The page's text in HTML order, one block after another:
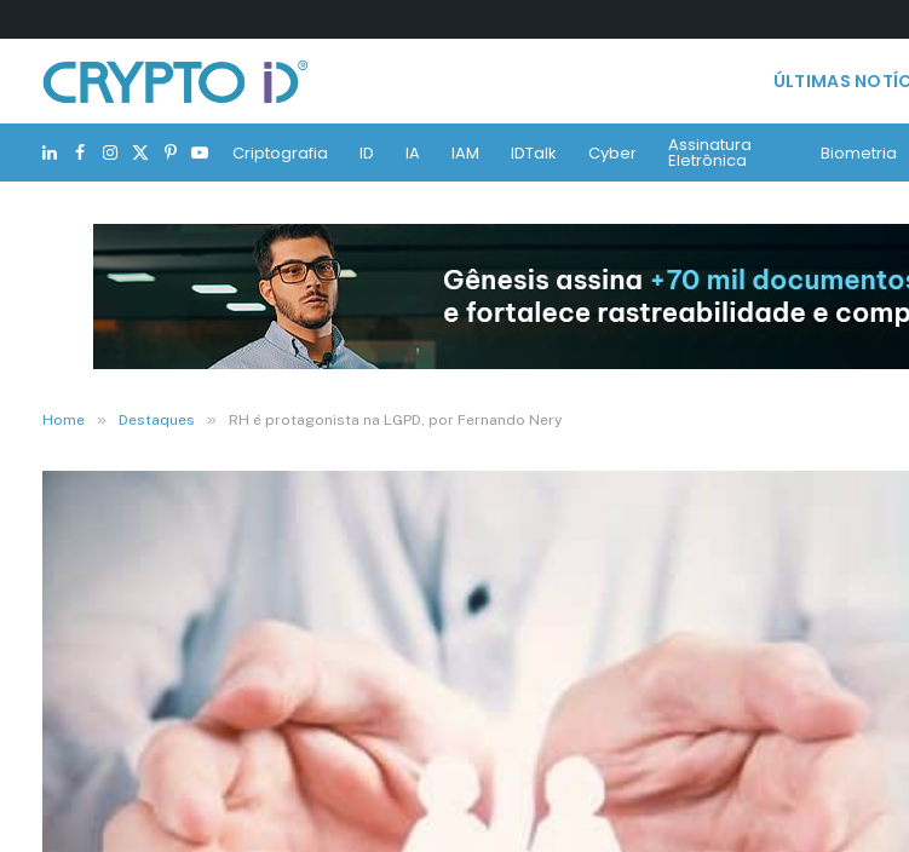
ÚLTIMAS
LinkedIn
Facebook
Instagram
X
(Twitter)
Pinterest
YouTubeCriptografia ID IA IAM IDTalk Cyber Assinatura
Eletrônica Biometria
Home » Destaques » RH é protagonista na LGPD, por Fernando Nery